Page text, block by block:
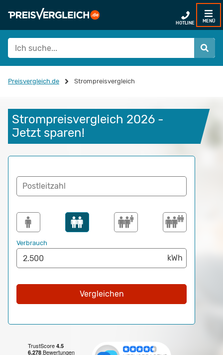
HOTLINE MENÜ
Preisvergleich.de Strompreisvergleich
Strompreisvergleich 2026 -
Jetzt sparen!
Postleitzahl
Verbrauch
Vergleichen